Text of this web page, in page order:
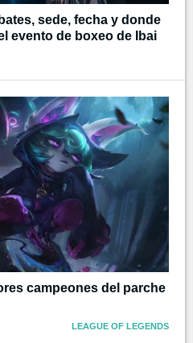
sede, fecha y donde
evento de boxeo de Ibai
campeones del parche
LEAGUE OF LEGENDS